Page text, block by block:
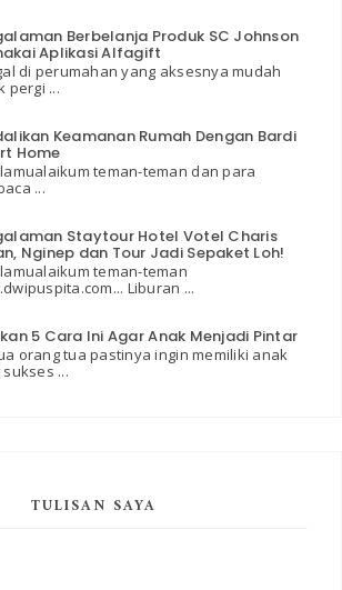
Berbelanja Produk SC Johnson
Aplikasi Alfagift
di perumahan yang aksesnya mudah
pergi ...
Keamanan Rumah Dengan Bardi
Home
teman-teman dan para
...
Staytour Hotel Votel Charis
Nginep dan Tour Jadi Sepaket Loh!
teman-teman
Liburan ...
5 Cara Ini Agar Anak Menjadi Pintar
orang tua pastinya ingin memiliki anak
...
TULISAN SAYA